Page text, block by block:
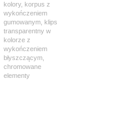
kolory, korpus z
wykończeniem
gumowanym, klips
transparentny w
kolorze z
wykończeniem
błyszczącym,
chromowane
elementy